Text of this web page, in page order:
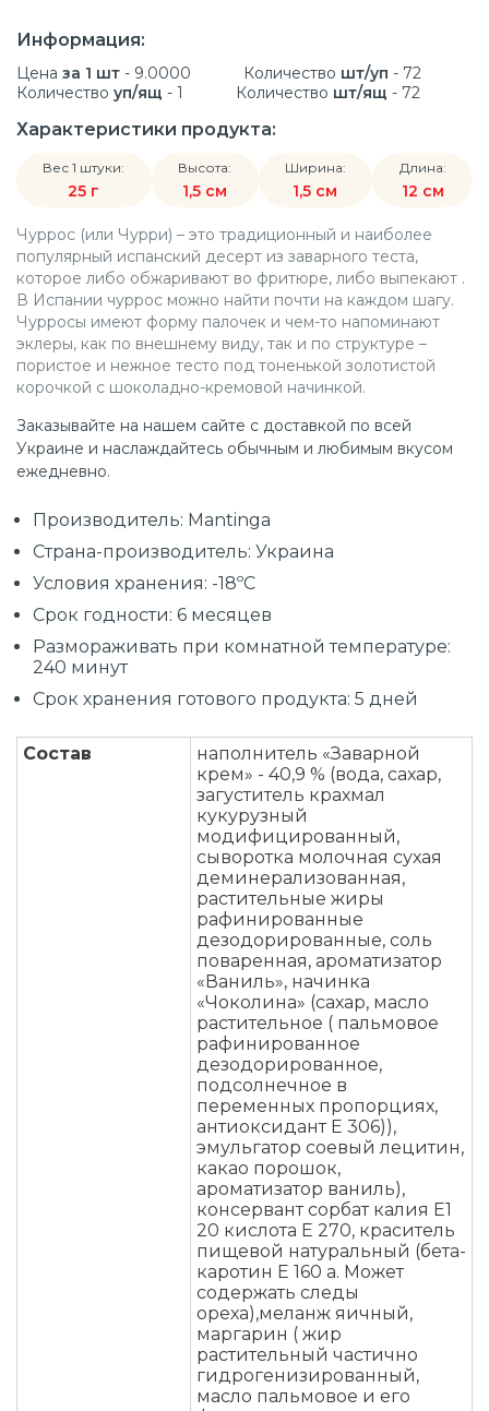
Информация:
Цена за 1 шт - 9.0000 Количество шт/уп - 72
Количество уп/ящ - 1 Количество шт/ящ - 72
Характеристики продукта:
Вес 1 штуки:
25 г
Высота:
1,5 см
Ширина:
1,5 см
Длина:
12 см
Чуррос (или Чурри) – это традиционный и наиболее
популярный испанский десерт из заварного теста,
которое либо обжаривают во фритюре, либо выпекают .
В Испании чуррос можно найти почти на каждом шагу.
Чурросы имеют форму палочек и чем-то напоминают
эклеры, как по внешнему виду, так и по структуре –
пористое и нежное тесто под тоненькой золотистой
корочкой с шоколадно-кремовой начинкой.
Заказывайте на нашем сайте с доставкой по всей
Украине и наслаждайтесь обычным и любимым вкусом
ежедневно.
Производитель: Mantinga
Страна-производитель: Украина
Условия хранения: -18ºС
Срок годности: 6 месяцев
Размораживать при комнатной температуре:
240 минут
Срок хранения готового продукта: 5 дней
Состав
наполнитель «Заварной
крем» - 40,9 % (вода, сахар,
загуститель крахмал
кукурузный
модифицированный,
сыворотка молочная сухая
деминерализованная,
растительные жиры
рафинированные
дезодорированные, соль
поваренная, ароматизатор
«Ваниль», начинка
«Чоколина» (сахар, масло
растительное ( пальмовое
рафинированное
дезодорированное,
подсолнечное в
переменных пропорциях,
антиоксидант Е 306)),
эмульгатор соевый лецитин,
какао порошок,
ароматизатор ваниль),
консервант сорбат калия Е1
20 кислота Е 270, краситель
пищевой натуральный (бета-
каротин Е 160 а. Может
содержать следы
ореха),меланж яичный,
маргарин ( жир
растительный частично
гидрогенизированный,
масло пальмовое и его